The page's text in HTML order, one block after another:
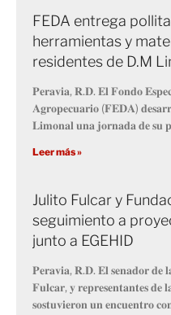
FEDA entrega
herramientas y
residentes de D.M
𝐏𝐞𝐫𝐚𝐯𝐢𝐚, 𝐑.𝐃. 𝐄𝐥 𝐅𝐨𝐧𝐝𝐨
𝐀𝐠𝐫𝐨𝐩𝐞𝐜𝐮𝐚𝐫𝐢𝐨 (𝐅𝐄𝐃𝐀)
𝐋𝐢𝐦𝐨𝐧𝐚𝐥 𝐮𝐧𝐚 𝐣𝐨𝐫𝐧𝐚𝐝𝐚 𝐝𝐞
Leer más »
Julito Fulcar y
seguimiento a
junto a EGEHID
𝐏𝐞𝐫𝐚𝐯𝐢𝐚, 𝐑.𝐃. 𝐄𝐥 𝐬𝐞𝐧𝐚𝐝𝐨𝐫 𝐝𝐞
𝐅𝐮𝐥𝐜𝐚𝐫, 𝐲 𝐫𝐞𝐩𝐫𝐞𝐬𝐞𝐧𝐭𝐚𝐧𝐭𝐞𝐬
𝐬𝐨𝐬𝐭𝐮𝐯𝐢𝐞𝐫𝐨𝐧 𝐮𝐧 𝐞𝐧𝐜𝐮𝐞𝐧𝐭𝐫𝐨